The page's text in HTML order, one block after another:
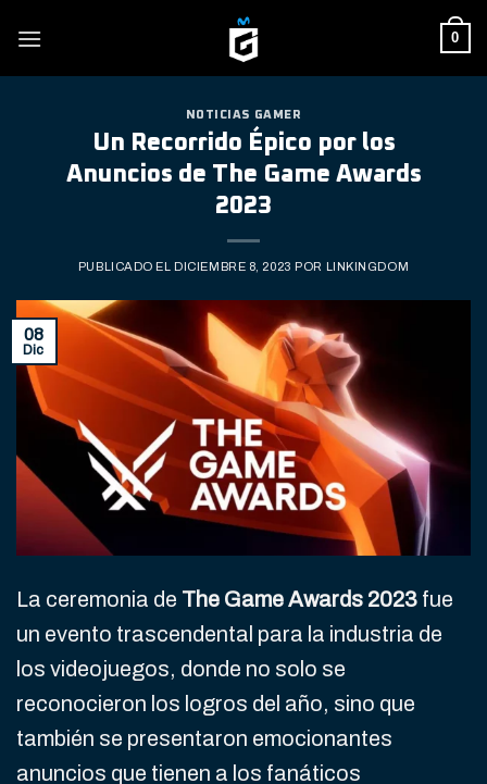
0
NOTICIAS GAMER
Un Recorrido Épico por los
Anuncios de The Game Awards
2023
PUBLICADO EL DICIEMBRE 8, 2023 POR LINKINGDOM
08
Dic
La ceremonia de The Game Awards 2023 fue
un evento trascendental para la industria de
los videojuegos, donde no solo se
reconocieron los logros del año, sino que
también se presentaron emocionantes
anuncios que tienen a los fanáticos